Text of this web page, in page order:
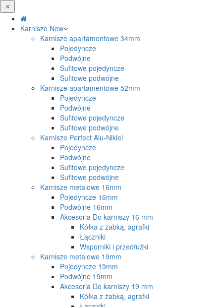
Karnisze New
Karnisze apartamentowe 34mm
Pojedyncze
Podwójne
Sufitowe pojedyncze
Sufitowe podwójne
Karnisze apartamentowe 52mm
Pojedyncze
Podwójne
Sufitowe pojedyncze
Sufitowe podwójne
Karnisze Perfect Alu-Nikiel
Pojedyncze
Podwójne
Sufitowe pojedyncze
Sufitowe podwójne
Karnisze metalowe 16mm
Pojedyncze 16mm
Podwójne 16mm
Akcesoria Do karniszy 16 mm
Kółka z żabką, agrafki
Łączniki
Wsporniki i przedłużki
Karnisze metalowe 19mm
Pojedyncze 19mm
Podwójne 19mm
Akcesoria Do karniszy 19 mm
Kółka z żabką, agrafki